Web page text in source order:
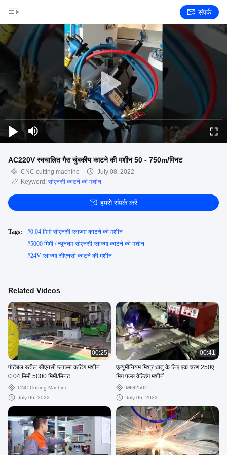
संपर्क
AC220V स्वचालित गैस चुंबकीय काटने की मशीन 50 - 750m/मिनट
CNC cutting machine
July 08, 2022
Keyword: सीएनसी काटने की मशीन
हमसे संपर्क करें
Tags: #0.04 मिमी सीएनसी प्लाज्मा काटने की मशीन
#5000 मिमी / न्यूनतम सीएनसी प्लाज्मा काटने की मशीन
#24V प्लाज्मा सीएनसी काटने की मशीन
Related Videos
00:25
पोर्टेबल स्टील सीएनसी प्लाज्मा कटिंग मशीन
0.04 मिमी 5000 मिमी/मिनट
CNC Cutting Machine
July 06, 2022
00:41
एल्यूमीनियम मिश्र धातु के लिए एक चरण 250ए
मिग पल्स वेल्डिंग मशीनें
MIG250P
July 06, 2022